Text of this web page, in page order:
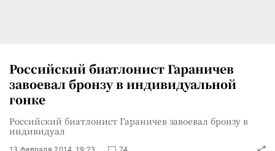
Российский биатлонист Гараничев
завоевал бронзу в индивидуальной
гонке
Российский биатлонист Гараничев завоевал бронзу в
индивидуал